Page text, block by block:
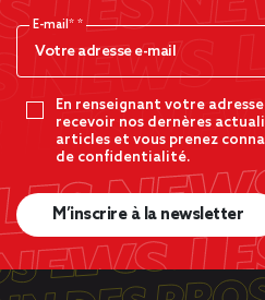
E-mail*
En renseignant votre
recevoir nos dernères
articles et vous prenez
de confidentialité.
M’inscrire à la newsletter